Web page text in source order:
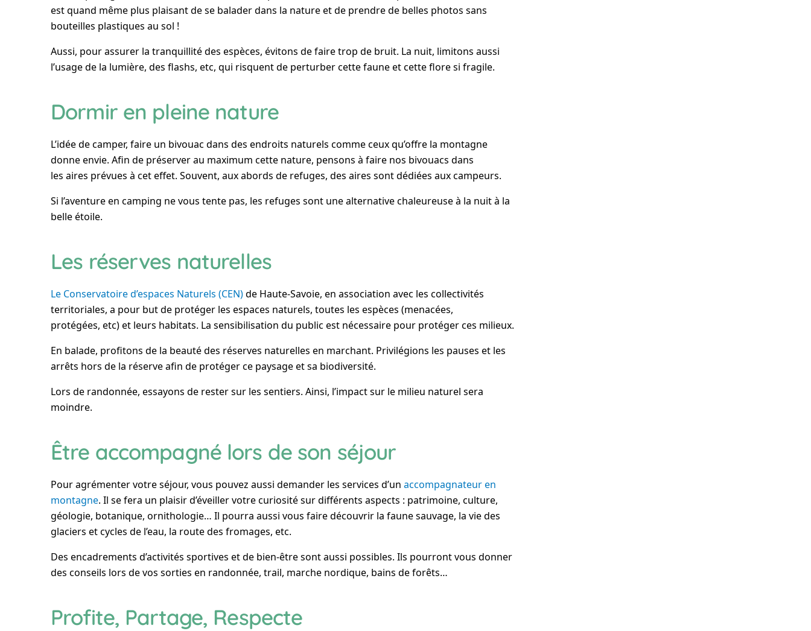
est quand même plus plaisant de se balader dans la nature et de prendre de belles photos sans
bouteilles plastiques au sol !
Aussi, pour assurer la tranquillité des espèces, évitons de faire trop de bruit. La nuit, limitons aussi
l’usage de la lumière, des flashs, etc, qui risquent de perturber cette faune et cette flore si fragile.
Dormir en pleine nature
L’idée de camper, faire un bivouac dans des endroits naturels comme ceux qu’offre la montagne
donne envie. Afin de préserver au maximum cette nature, pensons à faire nos bivouacs dans
les aires prévues à cet effet. Souvent, aux abords de refuges, des aires sont dédiées aux campeurs.
Si l’aventure en camping ne vous tente pas, les refuges sont une alternative chaleureuse à la nuit à la
belle étoile.
Les réserves naturelles
Le Conservatoire d’espaces Naturels (CEN)de Haute-Savoie, en association avec les collectivités
territoriales, a pour but de protéger les espaces naturels, toutes les espèces (menacées,
protégées, etc) et leurs habitats. La sensibilisation du public est nécessaire pour protéger ces milieux.
En balade, profitons de la beauté des réserves naturelles en marchant. Privilégions les pauses et les
arrêts hors de la réserve afin de protéger ce paysage et sa biodiversité.
Lors de randonnée, essayons de rester sur les sentiers. Ainsi, l’impact sur le milieu naturel sera
moindre.
Être accompagné lors de son séjour
Pour agrémenter votre séjour, vous pouvez aussi demander les services d’un accompagnateur en
montagne. Il se fera un plaisir d’éveiller votre curiosité sur différents aspects : patrimoine, culture,
géologie, botanique, ornithologie… Il pourra aussi vous faire découvrir la faune sauvage, la vie des
glaciers et cycles de l’eau, la route des fromages, etc.
Des encadrements d’activités sportives et de bien-être sont aussi possibles. Ils pourront vous donner
des conseils lors de vos sorties en randonnée, trail, marche nordique, bains de forêts…
Profite, Partage, Respecte